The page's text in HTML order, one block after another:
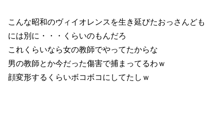
こんな昭和のヴィイオレンスを生き延びたおっさんども
には別に・・・くらいのもんだろ
これくらいなら女の教師でやってたからな
男の教師とか今だった傷害で捕まってるわｗ
顔変形するくらいボコボコにしてたしｗ